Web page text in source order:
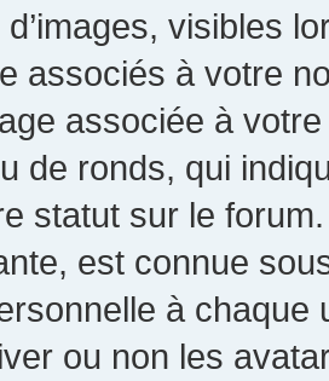
visibles
associés à votre
associée à
de ronds, qui
statut sur le
est connue
à chaque
ou non les